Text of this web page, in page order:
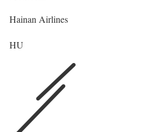
Hainan Airlines
HU